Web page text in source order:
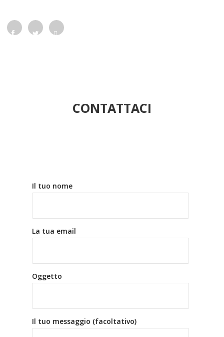
CONTATTACI
Il tuo nome
La tua email
Oggetto
Il tuo messaggio (facoltativo)